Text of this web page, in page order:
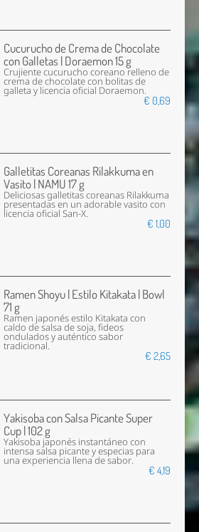
Cucurucho de Crema de Chocolate
con Galletas | Doraemon 15 g
Crujiente cucurucho coreano relleno de
crema de chocolate con bolitas de
galleta y licencia oficial Doraemon.
€ 0,69
Galletitas Coreanas Rilakkuma en
Vasito | NAMU 17 g
Deliciosas galletitas coreanas Rilakkuma
presentadas en un adorable vasito con
licencia oficial San-X.
€ 1,00
Ramen Shoyu | Estilo Kitakata | Bowl
71 g
Ramen japonés estilo Kitakata con
caldo de salsa de soja, fideos
ondulados y auténtico sabor
tradicional.
€ 2,65
Yakisoba con Salsa Picante Super
Cup | 102 g
Yakisoba japonés instantáneo con
intensa salsa picante y especias para
una experiencia llena de sabor.
€ 4,19